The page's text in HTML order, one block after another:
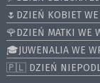
🌷DZIEŃ KOBIET
🌹DZIEŃ MATKI WE
🎓JUWENALIA WE
🇵🇱 DZIEŃ